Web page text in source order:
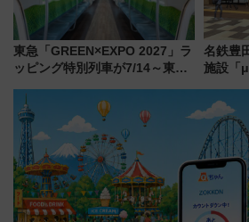
東急「GREEN×EXPO 2027」ラ
ッピング特別列車が7/14～東
ー！ 注目の編成やデザインまと
め
名鉄豊
施設「
たな玄